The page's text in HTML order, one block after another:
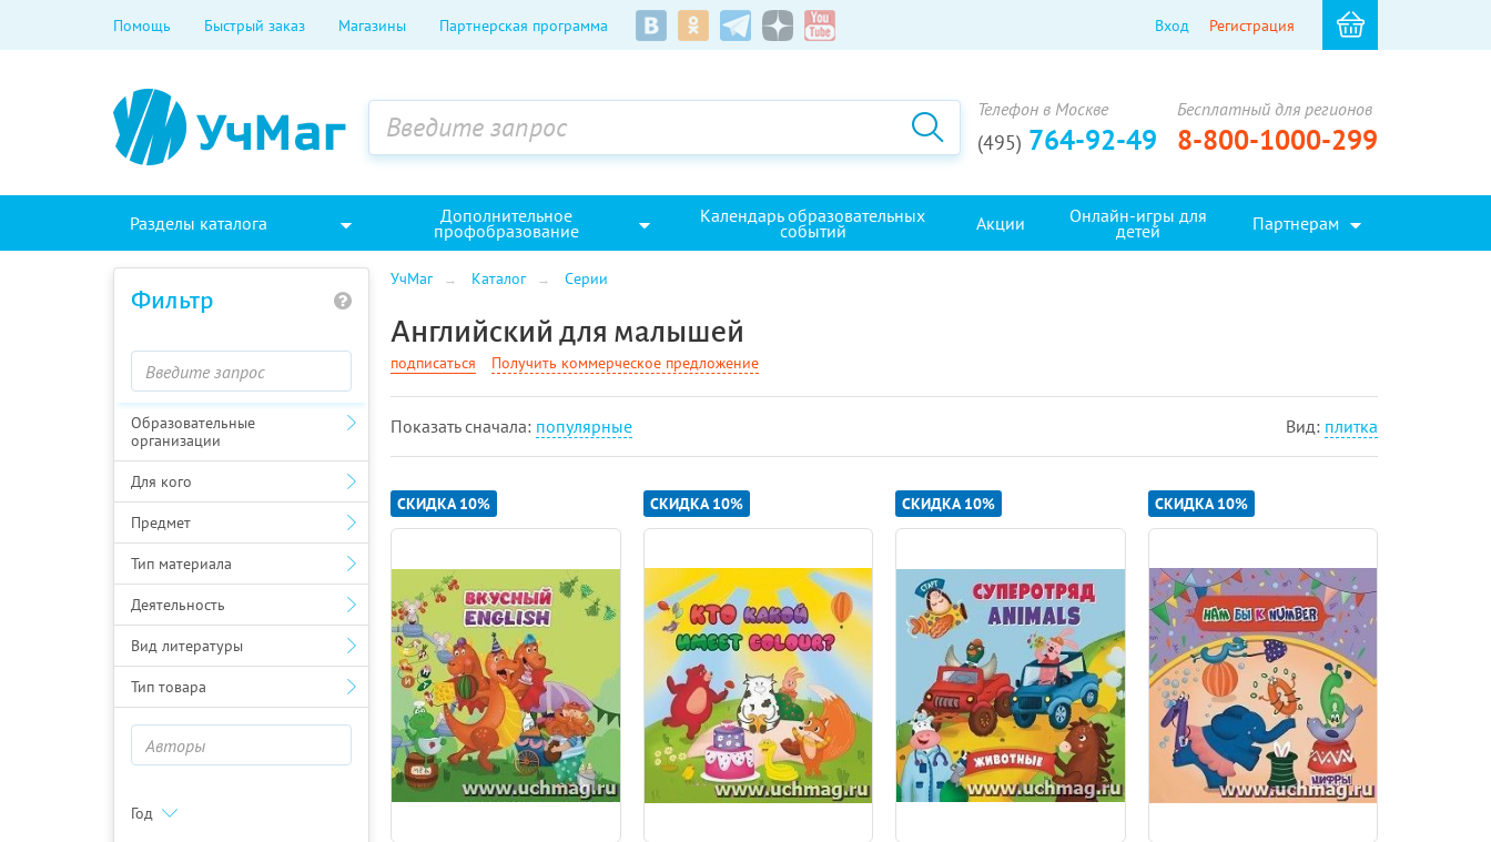
Помощь Быстрый заказ Магазины Партнерская программа Вход Регистрация
Телефон в Москве
(495) 764-92-49
Бесплатный для регионов
8-800-1000-299
Разделы каталога Дополнительное
профобразование
Календарь образовательных
событий Акции Онлайн-игры для
детей Партнерам
Фильтр
Образовательные
организации
Для кого
Предмет
Тип материала
Деятельность
Вид литературы
Тип товара
Год
УчМаг Каталог Серии
Английский для малышей
подписаться Получить коммерческое предложение
Показать cначала: популярные Вид: плитка
СКИДКА 10% СКИДКА 10% СКИДКА 10% СКИДКА 10%